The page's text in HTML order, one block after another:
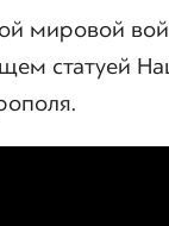
мировой
статуей